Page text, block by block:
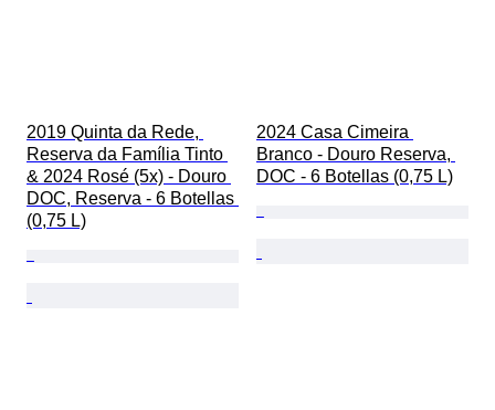
2019 Quinta da Rede,
Reserva da Família Tinto
& 2024 Rosé (5x) - Douro
DOC, Reserva - 6 Botellas
(0,75 L)
2024 Casa Cimeira
Branco - Douro Reserva,
DOC - 6 Botellas (0,75 L)